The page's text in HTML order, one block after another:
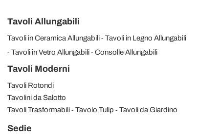
Tavoli Allungabili
Tavoli in Ceramica Allungabili
Tavoli in Legno Allungabili
Tavoli in Vetro Allungabili
Consolle Allungabili
Tavoli Moderni
Tavoli Rotondi
Tavolini da Salotto
Tavoli Trasformabili
Tavolo Tulip Tavoli da Giardino
Sedie